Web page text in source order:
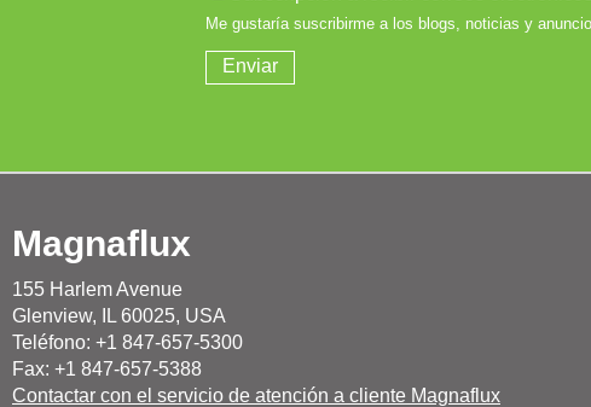
Magnaflux
155 Harlem Avenue
Glenview, IL 60025, USA
Teléfono: +1 847-657-5300
Fax: +1 847-657-5388
Contactar con el servicio de atención a cliente Magnaflux